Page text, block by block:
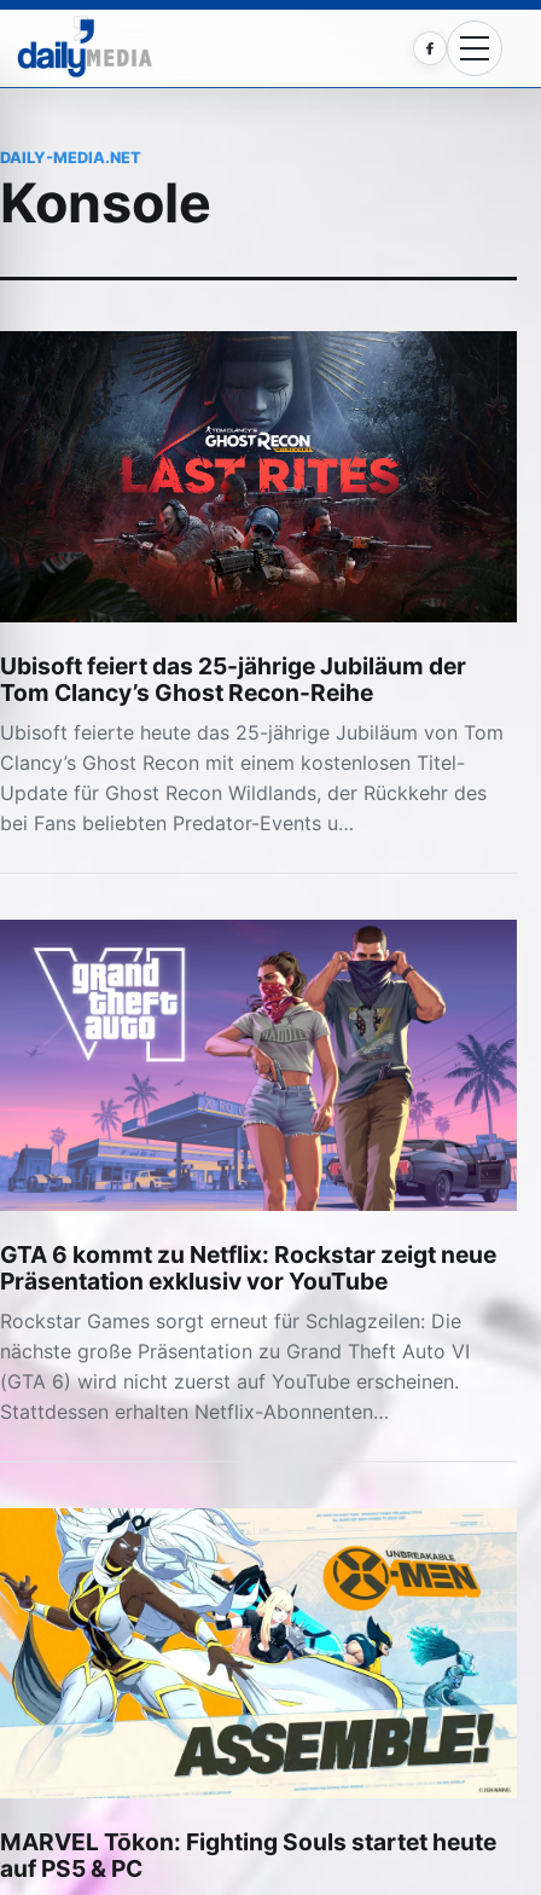
Facebook
DAILY-MEDIA.NET
Konsole
Ubisoft feiert das 25-jährige Jubiläum der
Tom Clancy’s Ghost Recon-Reihe
Ubisoft feierte heute das 25-jährige Jubiläum von Tom
Clancy’s Ghost Recon mit einem kostenlosen Titel-
Update für Ghost Recon Wildlands, der Rückkehr des
bei Fans beliebten Predator-Events u…
GTA 6 kommt zu Netflix: Rockstar zeigt neue
Präsentation exklusiv vor YouTube
Rockstar Games sorgt erneut für Schlagzeilen: Die
nächste große Präsentation zu Grand Theft Auto VI
(GTA 6) wird nicht zuerst auf YouTube erscheinen.
Stattdessen erhalten Netflix-Abonnenten…
MARVEL Tōkon: Fighting Souls startet heute
auf PS5 & PC